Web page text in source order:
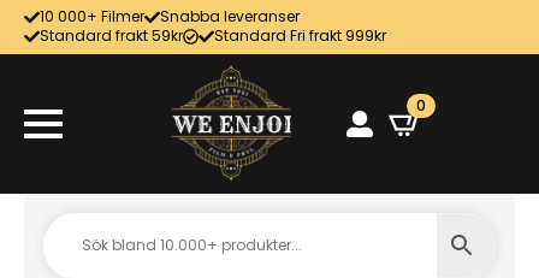
10 000+ Filmer
Snabba leveranser
Standard frakt 59kr
Standard Fri frakt 999kr
0